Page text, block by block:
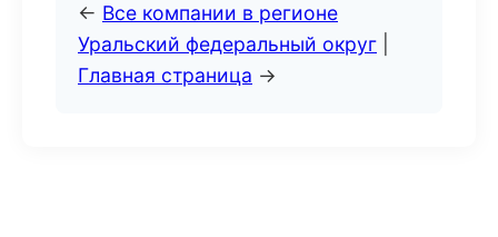
← Все компании в регионе
Уральский федеральный округ
Главная страница →